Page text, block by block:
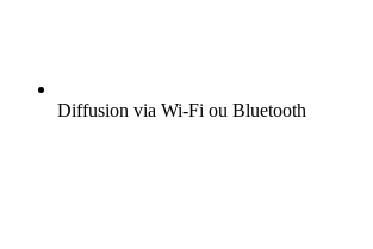
Diffusion via Wi-Fi ou Bluetooth